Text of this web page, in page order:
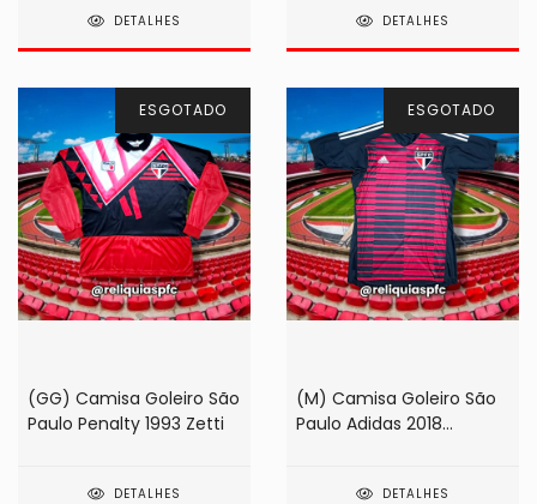
DETALHES DETALHES
ESGOTADO
(GG) Camisa Goleiro São
Paulo Penalty 1993 Zetti
DETALHES
ESGOTADO
(M) Camisa Goleiro São
Paulo Adidas 2018
DETALHES